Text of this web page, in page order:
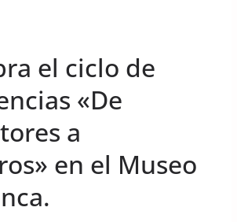
el ciclo de
«De
a
en el Museo